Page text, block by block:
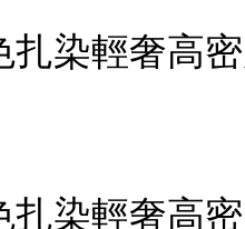
扎染輕奢高
扎染輕奢高